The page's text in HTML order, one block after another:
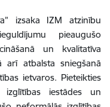
izsaka IZM atzinību
pieaugušo
un kvalitatīva
arī atbalsta sniegšanā
ietvaros. Pieteikties
iestādes un